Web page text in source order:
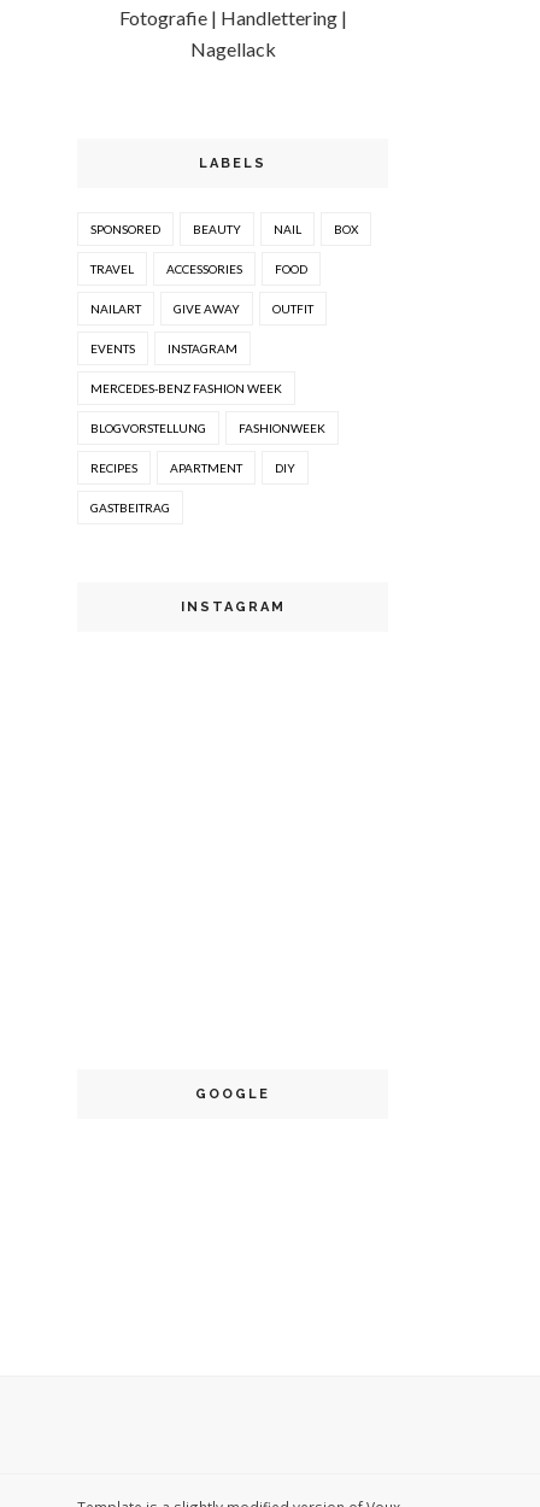
Fotografie | Handlettering |
Nagellack
LABELS
SPONSORED BEAUTY NAIL BOX
TRAVEL ACCESSORIES FOOD
NAILART GIVE AWAY OUTFIT
EVENTS INSTAGRAM
MERCEDES-BENZ FASHION WEEK
BLOGVORSTELLUNG FASHIONWEEK
RECIPES APARTMENT DIY
GASTBEITRAG
INSTAGRAM
GOOGLE